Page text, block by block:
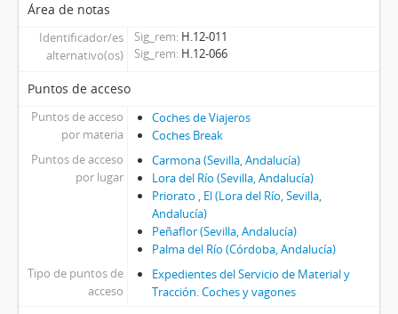
Área de notas
Identificador/es
alternativo(os)
Sig_rem H.12-011
Sig_rem H.12-066
Puntos de acceso
Puntos de acceso
por materia
Coches de Viajeros
Coches Break
Puntos de acceso
por lugar
Carmona (Sevilla, Andalucía)
Lora del Río (Sevilla, Andalucía)
Priorato , El (Lora del Río, Sevilla,
Andalucía)
Peñaflor (Sevilla, Andalucía)
Palma del Río (Córdoba, Andalucía)
Tipo de puntos de
acceso
Expedientes del Servicio de Material y
Tracción. Coches y vagones